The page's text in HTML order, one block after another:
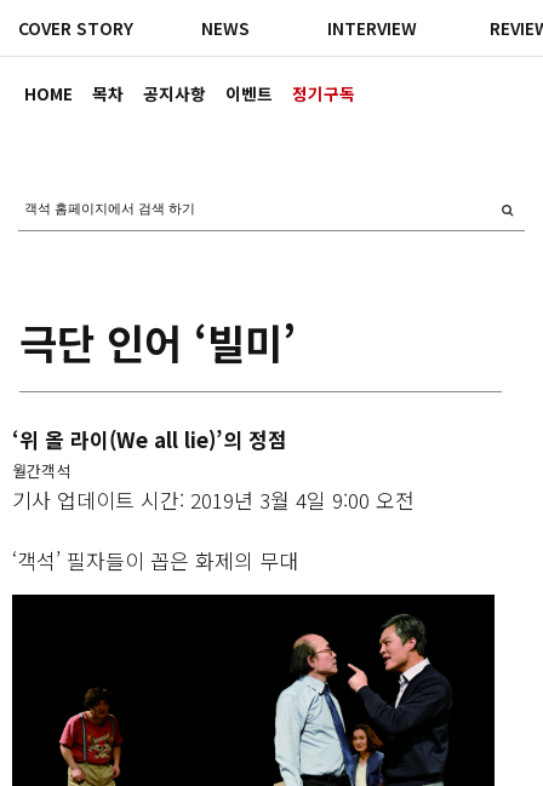
HOME 목차 공지사항 이벤트 정기구독
COVER STORY NEWS INTERVIEW
극단 인어 ‘빌미’
‘위 올 라이(We all lie)’의 정점
월간객석
기사 업데이트 시간: 2019년 3월 4일 9:00 오전
‘객석’ 필자들이 꼽은 화제의 무대